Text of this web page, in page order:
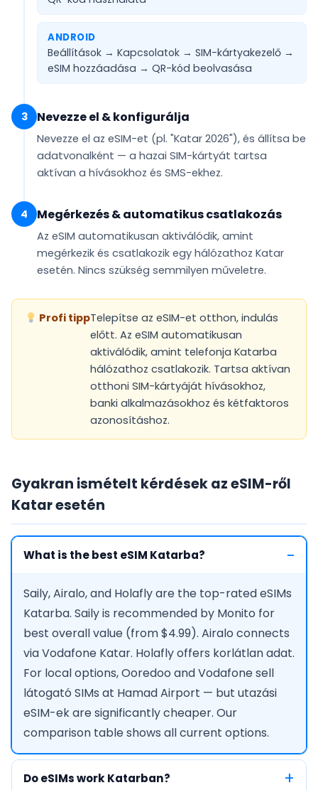
ANDROID
Beállítások → Kapcsolatok → SIM-kártyakezelő →
eSIM hozzáadása → QR-kód beolvasása
3 Nevezze el & konfigurálja
Nevezze el az eSIM-et (pl. "Katar 2026"), és állítsa be
adatvonalként — a hazai SIM-kártyát tartsa
aktívan a hívásokhoz és SMS-ekhez.
4 Megérkezés & automatikus csatlakozás
Az eSIM automatikusan aktiválódik, amint
megérkezik és csatlakozik egy hálózathoz Katar
esetén. Nincs szükség semmilyen műveletre.
Profi tippTelepítse az eSIM-et otthon, indulás
előtt. Az eSIM automatikusan
aktiválódik, amint telefonja Katarba
hálózathoz csatlakozik. Tartsa aktívan
otthoni SIM-kártyáját hívásokhoz,
banki alkalmazásokhoz és kétfaktoros
azonosításhoz.
Gyakran ismételt kérdések az eSIM-ről
Katar esetén
What is the best eSIM Katarba?
Saily, Airalo, and Holafly are the top-rated eSIMs
Katarba. Saily is recommended by Monito for
best overall value (from $4.99). Airalo connects
via Vodafone Katar. Holafly offers korlátlan adat.
For local options, Ooredoo and Vodafone sell
látogató SIMs at Hamad Airport — but utazási
eSIM-ek are significantly cheaper. Our
comparison table shows all current options.
Do eSIMs work Katarban?